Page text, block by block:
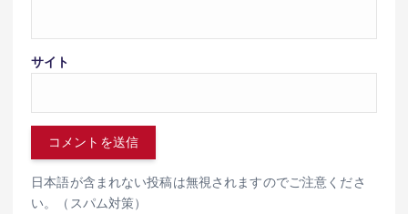
サイト
日本語が含まれない投稿は無視されますのでご注意くださ
い。（スパム対策）